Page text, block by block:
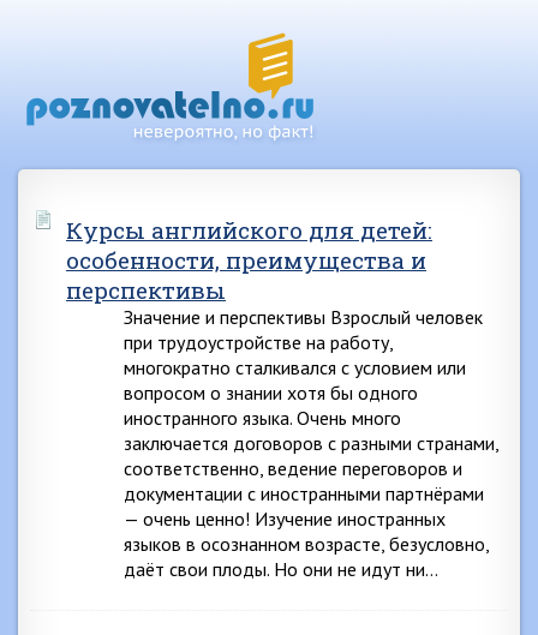
Курсы английского для детей:
особенности, преимущества и
перспективы
Значение и перспективы Взрослый человек
при трудоустройстве на работу,
многократно сталкивался с условием или
вопросом о знании хотя бы одного
иностранного языка. Очень много
заключается договоров с разными странами,
соответственно, ведение переговоров и
документации с иностранными партнёрами
— очень ценно! Изучение иностранных
языков в осознанном возрасте, безусловно,
даёт свои плоды. Но они не идут ни…